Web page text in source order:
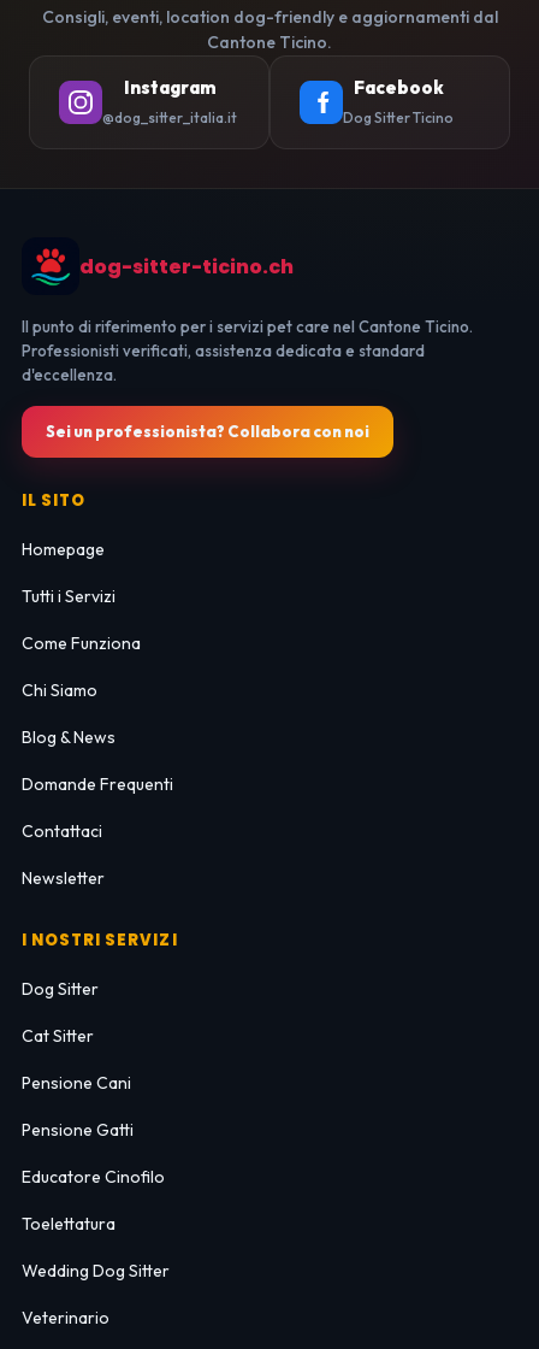
Consigli, eventi, location dog-friendly e aggiornamenti dal
Cantone Ticino.
Instagram
@dog_sitter_italia.it
Facebook
Dog Sitter Ticino
dog-sitter-ticino.ch
Il punto di riferimento per i servizi pet care nel Cantone Ticino.
Professionisti verificati, assistenza dedicata e standard
d'eccellenza.
Sei un professionista? Collabora con noi
IL SITO
Homepage
Tutti i Servizi
Come Funziona
Chi Siamo
Blog & News
Domande Frequenti
Contattaci
Newsletter
I NOSTRI SERVIZI
Dog Sitter
Cat Sitter
Pensione Cani
Pensione Gatti
Educatore Cinofilo
Toelettatura
Wedding Dog Sitter
Veterinario